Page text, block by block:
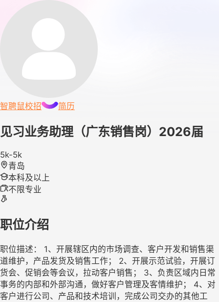
智聘鼠校招 简历
见习业务助理（广东销售岗）2026届
5k-5k
青岛
本科及以上
不限专业
职位介绍
职位描述： 1、开展辖区内的市场调查、客户开发和销售渠
道维护，产品发货及销售工作； 2、开展示范试验，开展订
货会、促销会等会议，拉动客户销售； 3、负责区域内日常
事务的内部和外部沟通，做好客户管理及客情维护； 4、对
客户进行公司、产品和技术培训，完成公司交办的其他工